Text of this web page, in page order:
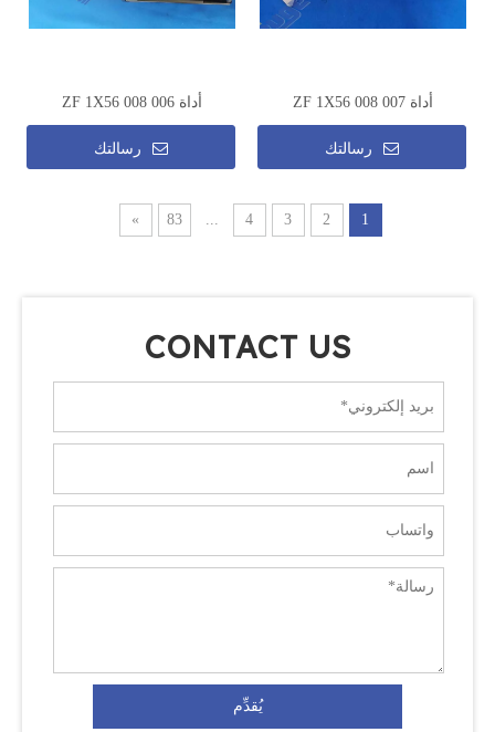
أداة ZF 1X56 008 006
رسالتك
أداة ZF 1X56 008 007
رسالتك
1
2
3
4
...
83
»
CONTACT US
يُقدِّم